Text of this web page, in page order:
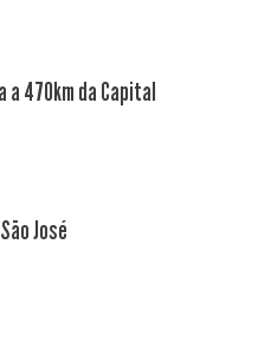
a 470km da Capital
José